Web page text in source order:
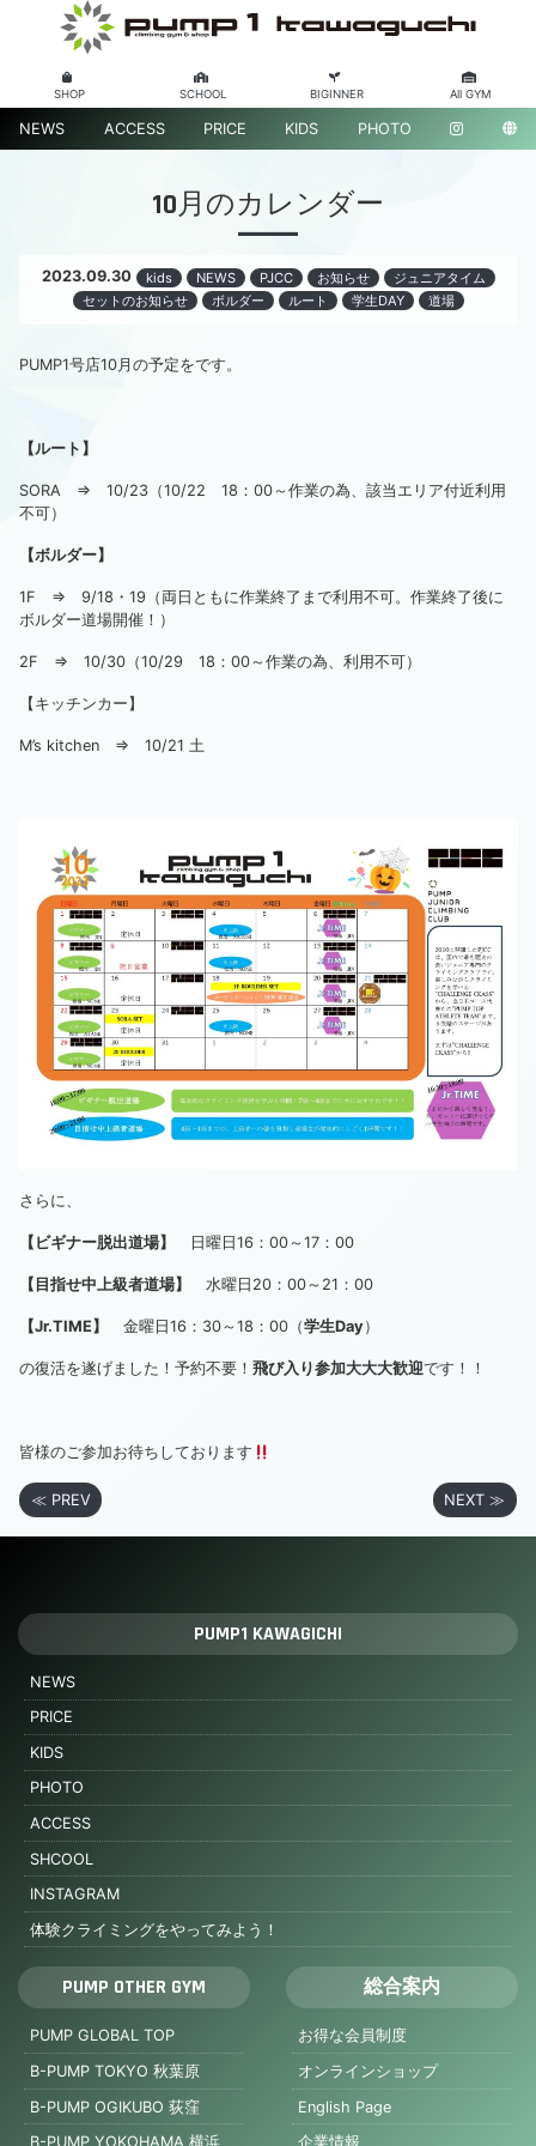
SHOP SCHOOL BIGINNER All GYM
NEWS ACCESS PRICE KIDS PHOTO
10月のカレンダー
2023.09.30 kids NEWS PJCC お知らせ
ジュニアタイム
セットのお知らせ
ボルダー ルート 学生DAY 道場
PUMP1号店10月の予定をです。
【ルート】
SORA ⇒ 10/23（10/22 18：00～作業の為、該当エリア付近利用
不可）
【ボルダー】
1F ⇒ 9/18・19（両日ともに作業終了まで利用不可。作業終了後に
ボルダー道場開催！）
2F ⇒ 10/30（10/29 18：00～作業の為、利用不可）
【キッチンカー】
M’s kitchen ⇒ 10/21 土
さらに、
【ビギナー脱出道場】 日曜日16：00～17：00
【目指せ中上級者道場】 水曜日20：00～21：00
【Jr.TIME】 金曜日16：30～18：00（学生Day）
の復活を遂げました！予約不要！ 飛び入り参加大大大歓迎です！！
皆様のご参加お待ちしております
≪ PREV NEXT ≫
PUMP1 KAWAGICHI
NEWS
PRICE
KIDS
PHOTO
ACCESS
SHCOOL
INSTAGRAM
体験クライミングをやってみよう！
PUMP OTHER GYM
PUMP GLOBAL TOP
B-PUMP TOKYO 秋葉原
B-PUMP OGIKUBO 荻窪
B-PUMP YOKOHAMA 横浜
総合案内
お得な会員制度
オンラインショップ
English Page
企業情報